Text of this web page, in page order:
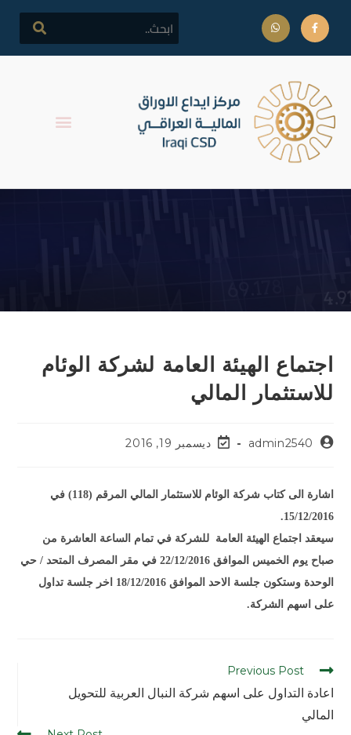
اجتماع الهيئة العامة لشركة الوئام
للاستثمار المالي
admin2540 ديسمبر 19, 2016
اشارة الى كتاب شركة الوئام للاستثمار المالي المرقم (118) في
15/12/2016.
سيعقد اجتماع الهيئة العامة للشركة في تمام الساعة العاشرة من
صباح يوم الخميس الموافق 22/12/2016 في مقر المصرف المتحد / حي
الوحدة وستكون جلسة الاحد الموافق 18/12/2016 اخر جلسة تداول
على اسهم الشركة.
Previous Post
اعادة التداول على اسهم شركة النبال العربية للتحويل
المالي